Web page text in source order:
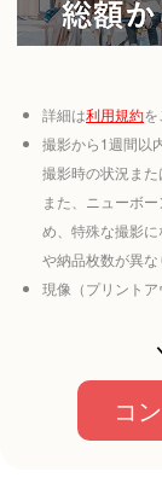
詳細は利用規約を
撮影から1週間以
撮影時の状況また
また、ニューボ
め、特殊な撮影
や納品枚数が異な
現像（プリントア
コ